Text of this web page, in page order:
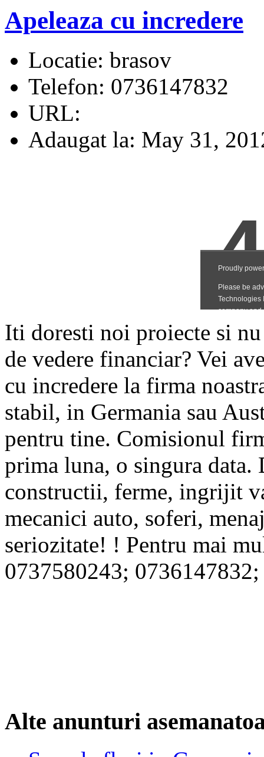
Apeleaza cu incredere
Locatie: brasov
Telefon: 0736147832
URL:
Adaugat la: May 31,
Iti doresti noi proiecte si
de vedere financiar? Vei
cu incredere la firma
stabil, in Germania sau
pentru tine. Comisionul
prima luna, o singura
constructii, ferme, ingrijit
mecanici auto, soferi,
seriozitate! ! Pentru mai
0737580243;
Alte anunturi